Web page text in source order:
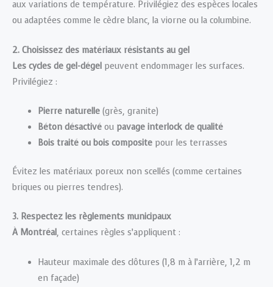
aux variations de température. Privilégiez des espèces locales
ou adaptées comme le cèdre blanc, la viorne ou la columbine.
2. Choisissez des matériaux résistants au gel
Les cycles de gel-dégel peuvent endommager les surfaces.
Privilégiez :
Pierre naturelle (grès, granite)
Béton désactivé ou pavage interlock de qualité
Bois traité ou bois composite pour les terrasses
Évitez les matériaux poreux non scellés (comme certaines
briques ou pierres tendres).
3. Respectez les règlements municipaux
À Montréal, certaines règles s’appliquent :
Hauteur maximale des clôtures (1,8 m à l’arrière, 1,2 m
en façade)